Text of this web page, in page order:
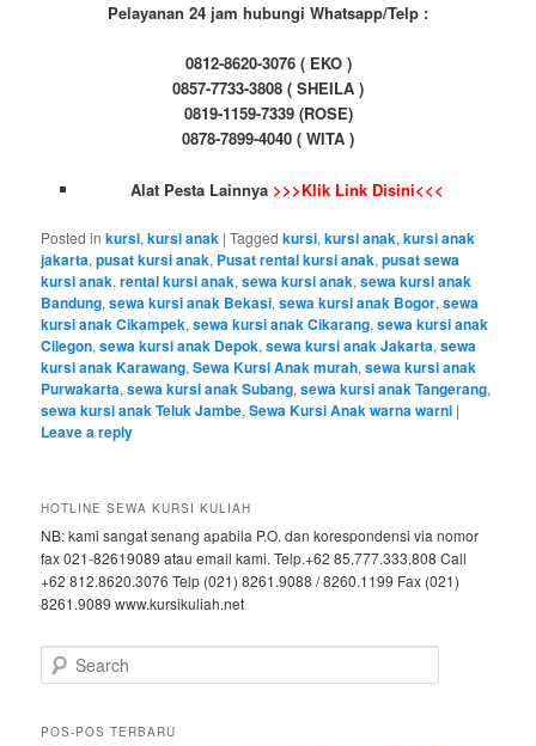
Pelayanan 24 jam hubungi Whatsapp/Telp :
0812-8620-3076 ( EKO )
0857-7733-3808 ( SHEILA )
0819-1159-7339 (ROSE)
0878-7899-4040 ( WITA )
Alat Pesta Lainnya >>>Klik Link Disini<<<
Posted in kursi,kursi anak |Tagged kursi,kursi anak,kursi anak
jakarta,pusat kursi anak, Pusat rental kursi anak,pusat sewa
kursi anak,rental kursi anak,sewa kursi anak,sewa kursi anak
Bandung,sewa kursi anak Bekasi,sewa kursi anak Bogor,sewa
kursi anak Cikampek,sewa kursi anak Cikarang,sewa kursi anak
Cilegon,sewa kursi anak Depok,sewa kursi anak Jakarta,sewa
kursi anak Karawang,Sewa Kursi Anak murah,sewa kursi anak
Purwakarta,sewa kursi anak Subang,sewa kursi anak Tangerang,
sewa kursi anak Teluk Jambe,Sewa Kursi Anak warna warni |
Leave a reply
HOTLINE SEWA KURSI KULIAH
NB: kami sangat senang apabila P.O. dan korespondensi via nomor
fax 021-82619089 atau email kami. Telp.+62 85.777.333.808 Call
+62 812.8620.3076 Telp (021) 8261.9088 / 8260.1199 Fax (021)
8261.9089 www.kursikuliah.net
Search
POS-POS TERBARU